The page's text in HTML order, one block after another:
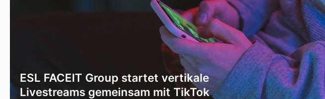
ESL FACEIT Group startet vertikale
Livestreams gemeinsam mit TikTok